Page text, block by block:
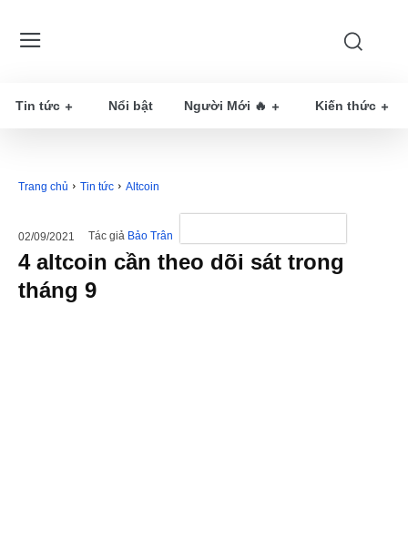
Tin tức Nổi bật Người Mới 🔥 Kiến thức
Trang chủ Tin tức Altcoin
02/09/2021 Tác giả Bảo Trân
4 altcoin cần theo dõi sát trong
tháng 9